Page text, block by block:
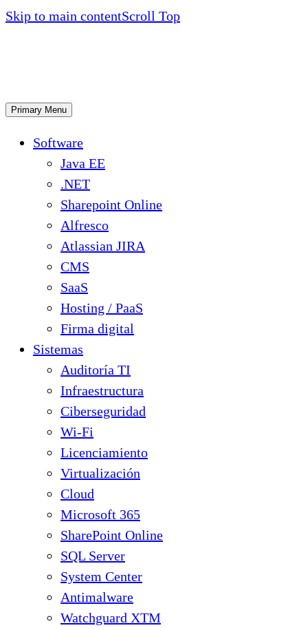
Skip to main contentScroll Top
Primary Menu
Software
Java EE
.NET
Sharepoint Online
Alfresco
Atlassian JIRA
CMS
SaaS
Hosting / PaaS
Firma digital
Sistemas
Auditoría TI
Infraestructura
Ciberseguridad
Wi-Fi
Licenciamiento
Virtualización
Cloud
Microsoft 365
SharePoint Online
SQL Server
System Center
Antimalware
Watchguard XTM